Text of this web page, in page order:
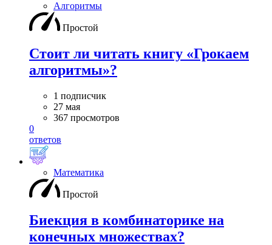
Алгоритмы
Простой
Стоит ли читать книгу «Грокаем
алгоритмы»?
1 подписчик
27 мая
367 просмотров
0
ответов
Математика
Простой
Биекция в комбинаторике на
конечных множествах?